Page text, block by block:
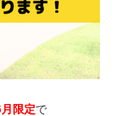
限定で